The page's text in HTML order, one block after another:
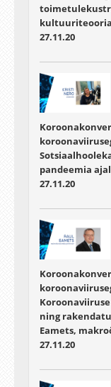
27.11.20
pandeemia
27.11.20
ning
Eamets,
27.11.20